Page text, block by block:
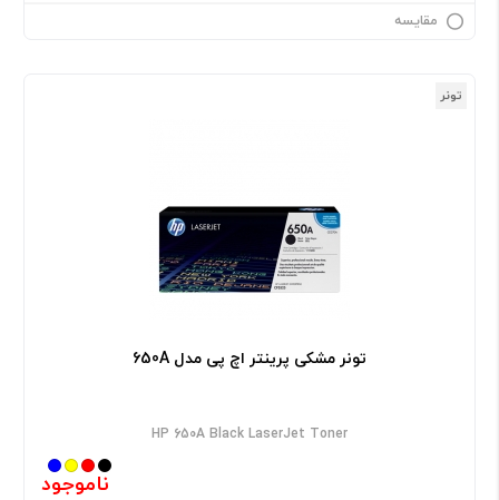
مقایسه
تونر
تونر مشکی پرینتر اچ پی مدل 650A
HP 650A Black LaserJet Toner
ناموجود